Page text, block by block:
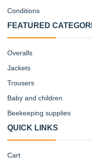
Conditions
FEATURED
Overalls
Jackets
Trousers
Baby and children
Beekeeping supplies
QUICK LINKS
Cart